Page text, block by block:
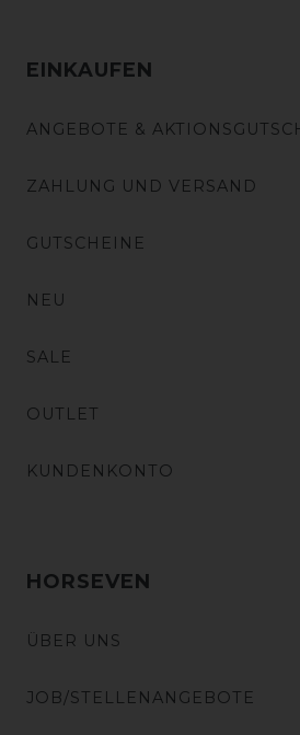
EINKAUFEN
ANGEBOTE &
ZAHLUNG UND VERSAND
GUTSCHEINE
NEU
SALE
OUTLET
KUNDENKONTO
HORSEVEN
ÜBER UNS
JOB/STELLENANGEBOTE